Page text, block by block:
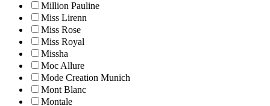
Million Pauline
Miss Lirenn
Miss Rose
Miss Royal
Missha
Moc Allure
Mode Creation Munich
Mont Blanc
Montale